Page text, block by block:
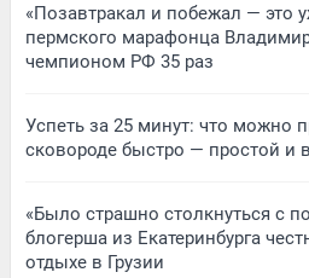
«Позавтракал и побежал — это
пермского марафонца
чемпионом РФ 35 раз
Успеть за 25 минут: что можно
сковороде быстро — простой и
«Было страшно столкнуться с
блогерша из Екатеринбурга
отдыхе в Грузии